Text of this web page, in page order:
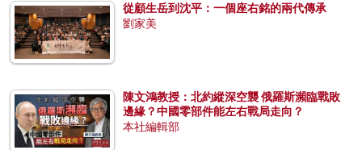
從顧生岳到沈平：一個座右銘的兩代傳承
劉家美
陳文鴻教授：北約縱深空襲 俄羅斯瀕臨戰敗
邊緣？中國零部件能左右戰局走向？
本社編輯部